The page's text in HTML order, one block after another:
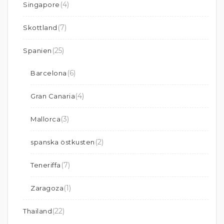
Singapore (4)
Skottland (7)
Spanien (25)
Barcelona (6)
Gran Canaria(4)
Mallorca(3)
spanska östkusten (2)
Teneriffa (7)
Zaragoza(1)
Thailand(22)